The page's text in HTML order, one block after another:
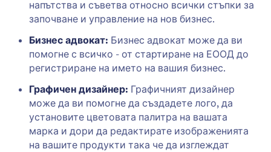
напътства и съветва относно всички стъпки за
започване и управление на нов бизнес.
Бизнес адвокат: Бизнес адвокат може да ви
помогне с всичко - от стартиране на ЕООД до
регистриране на името на вашия бизнес.
Графичен дизайнер: Графичният дизайнер
може да ви помогне да създадете лого, да
установите цветовата палитра на вашата
марка и дори да редактирате изображенията
на вашите продукти така че да изглеждат